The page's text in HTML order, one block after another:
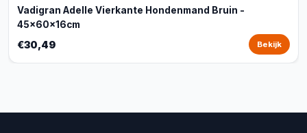
Vadigran Adelle Vierkante Hondenmand Bruin -
45x60x16cm
€30,49 Bekijk